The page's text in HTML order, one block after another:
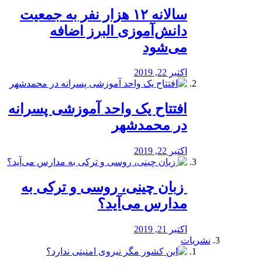
️سالانه ۱۲ هزار نفر به جمعیت
دانش‌آموزی البرز اضافه
می‌شود
اکتبر 22, 2019
افتتاح یک واحد آموزشی پسرانه
در محمدشهر
اکتبر 22, 2019
️ زبان چینی، روسی و ترکی به
مدارس می‌آید؟
اکتبر 21, 2019
نشریات